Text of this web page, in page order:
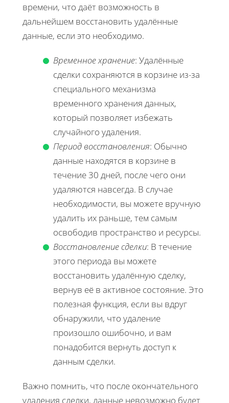
времени, что даёт возможность в
дальнейшем восстановить удалённые
данные, если это необходимо.
Временное хранение: Удалённые
сделки сохраняются в корзине из-за
специального механизма
временного хранения данных,
который позволяет избежать
случайного удаления.
Период восстановления: Обычно
данные находятся в корзине в
течение 30 дней, после чего они
удаляются навсегда. В случае
необходимости, вы можете вручную
удалить их раньше, тем самым
освободив пространство и ресурсы.
Восстановление сделки: В течение
этого периода вы можете
восстановить удалённую сделку,
вернув её в активное состояние. Это
полезная функция, если вы вдруг
обнаружили, что удаление
произошло ошибочно, и вам
понадобится вернуть доступ к
данным сделки.
Важно помнить, что после окончательного
удаления сделки, данныe невозможно будет